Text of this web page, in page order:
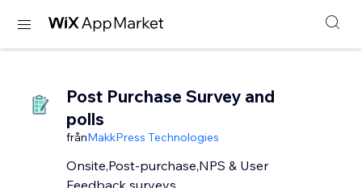
Post Purchase Survey and
polls
frånMakkPress Technologies
Onsite,Post-purchase,NPS & User
Feedback surveys